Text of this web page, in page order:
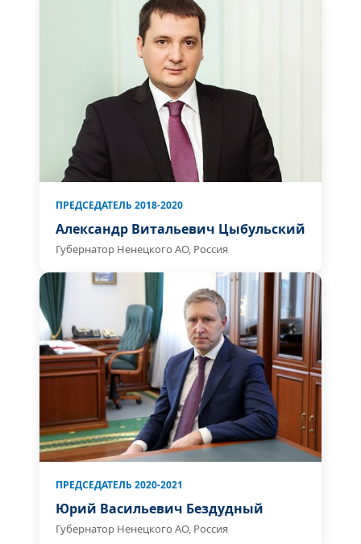
ПРЕДСЕДАТЕЛЬ 2018-2020
Александр Витальевич Цыбульский
Губернатор Ненецкого АО, Россия
ПРЕДСЕДАТЕЛЬ 2020-2021
Юрий Васильевич Бездудный
Губернатор Ненецкого АО, Россия